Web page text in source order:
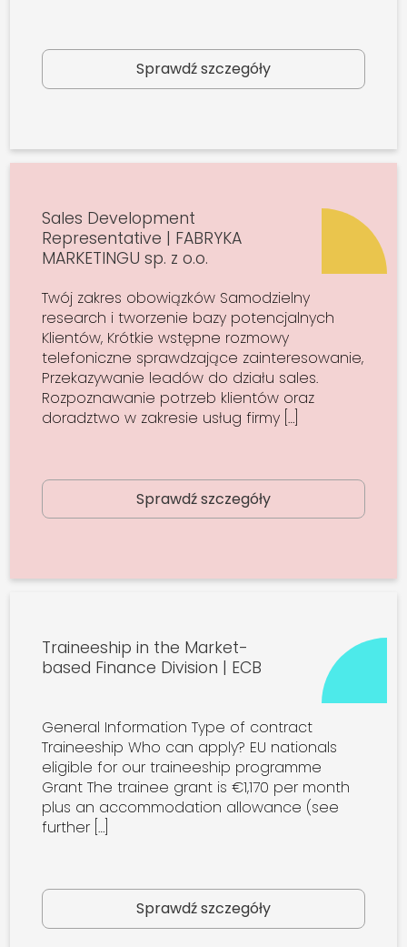
Sprawdź szczegóły
Sales Development
Representative | FABRYKA
MARKETINGU sp. z o.o.
Twój zakres obowiązków Samodzielny
research i tworzenie bazy potencjalnych
Klientów, Krótkie wstępne rozmowy
telefoniczne sprawdzające zainteresowanie,
Przekazywanie leadów do działu sales.
Rozpoznawanie potrzeb klientów oraz
doradztwo w zakresie usług firmy […]
Sprawdź szczegóły
Traineeship in the Market-
based Finance Division | ECB
General Information Type of contract
Traineeship Who can apply? EU nationals
eligible for our traineeship programme
Grant The trainee grant is €1,170 per month
plus an accommodation allowance (see
further […]
Sprawdź szczegóły